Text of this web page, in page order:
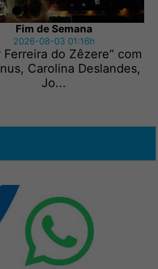
Fim de Semana
2026-08-03 01:16h
Ferreira do Zêzere“ com
Carolina Deslandes,
Jo...